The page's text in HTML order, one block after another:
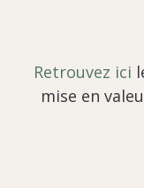
Retrouvez ici
mise en